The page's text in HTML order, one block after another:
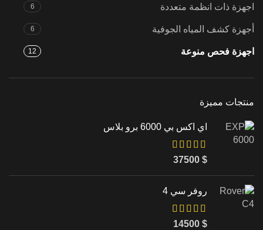
اجهزة ذات انظمة متعددة 6
أجهزة كشف المياه الجوفية 6
اجهزة فحص منوعة 12
منتجات مميزة
اي اكس بي 6000 برو بلاس
37500 $
روفر سي 4
14500 $